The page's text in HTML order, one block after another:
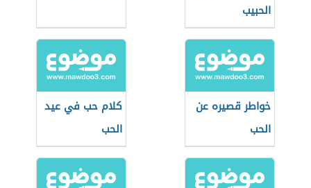
الحبيب
خواطر قصيره عن
الحب
كلام حب في عيد
الحب